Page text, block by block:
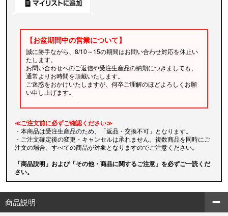
【お盆期間中の営業について】
誠に勝手ながら、8/10～15の期間はお問い合わせ対応を休止い
たします。
お問い合わせへのご返信や受注生産品の納期につきましても、
通常よりお時間を頂戴いたします。
ご迷惑をおかけいたしますが、何卒ご理解のほどよろしくお願
い申し上げます。
≪ご注文前に必ずご確認ください≫
・本商品は受注生産品のため、「返品・交換不可」となります。
・ご注文確定後の変更・キャンセルは承れません。複数商品を同時にご
注文の場合、すべての商品が対象となりますのでご注意ください。
「商品説明」および「その他・商品に関するご注意」を必ずご一読くだ
さい。
商品説明